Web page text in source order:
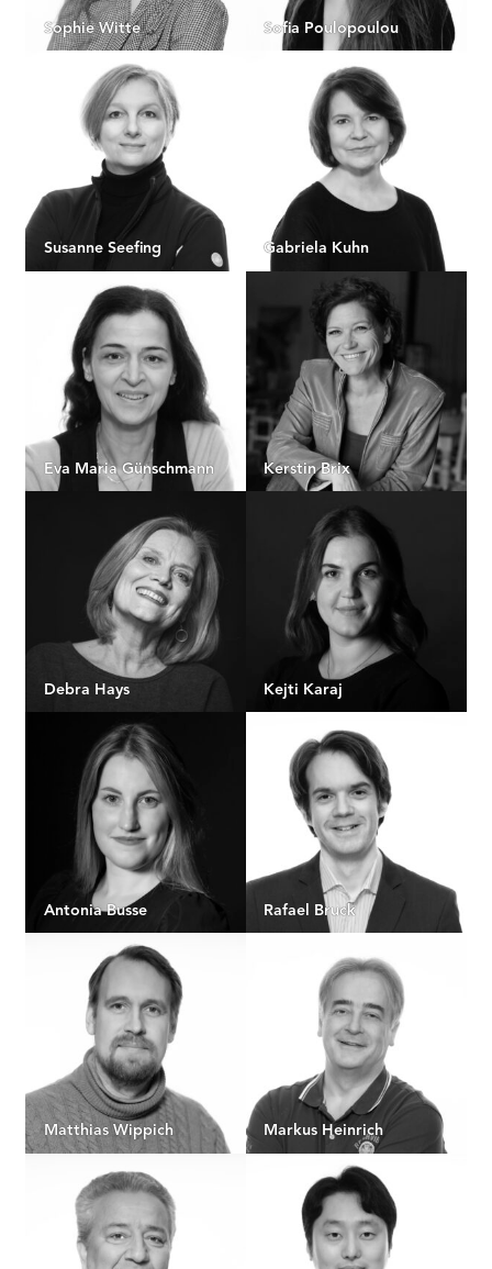
Sophie Witte Sofia Poulopoulou
Susanne Seefing Gabriela Kuhn
Eva Maria Günschmann Kerstin Brix
Debra Hays Kejti Karaj
Antonia Busse Rafael Bruck
Matthias Wippich Markus Heinrich